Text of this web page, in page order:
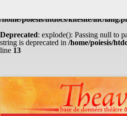
: Undefined array key
/home/poiesis/htdocs/kitesite/inc/
Deprecated: explode(): Passing null to
string is deprecated in /home/poiesis/
line 13